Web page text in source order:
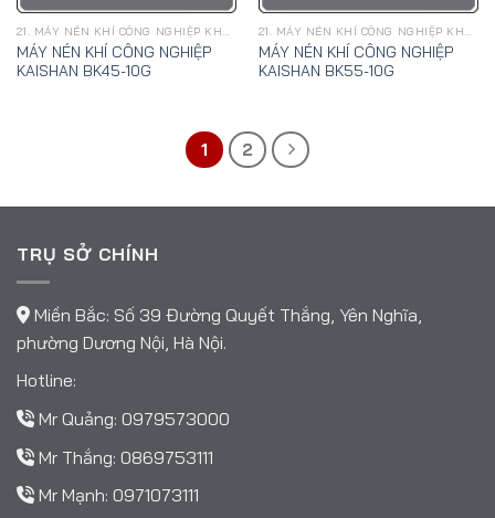
21. MÁY NÉN KHÍ CÔNG NGHIỆP KHAI SƠN
MÁY NÉN KHÍ CÔNG NGHIỆP
KAISHAN BK45-10G
21. MÁY NÉN KHÍ CÔNG NGHIỆP KHAI SƠN
MÁY NÉN KHÍ CÔNG NGHIỆP
KAISHAN BK55-10G
1 2
TRỤ SỞ CHÍNH
Miền Bắc: Số 39 Đường Quyết Thắng, Yên Nghĩa,
phường Dương Nội, Hà Nội.
Hotline:
Mr Quảng: 0979573000
Mr Thắng: 0869753111
Mr Mạnh: 0971073111